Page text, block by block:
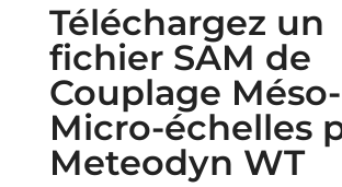
Téléchargez un
fichier SAM de
Couplage Méso-
Micro-échelles
Meteodyn WT